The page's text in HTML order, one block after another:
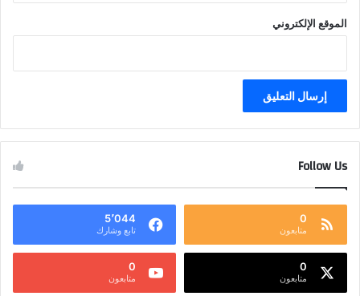
الموقع الإلكتروني
Follow Us
0
متابعون
5٬044
تابع وشارك
0
متابعون
0
متابعون